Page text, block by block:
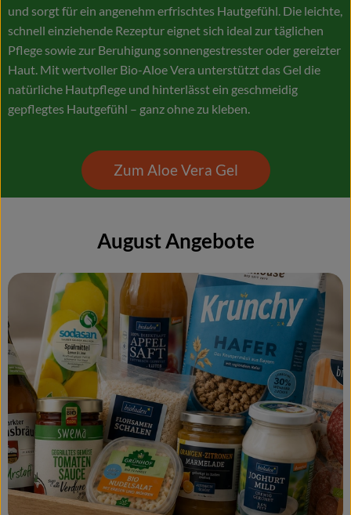
und sorgt für ein angenehm erfrischtes Hautgefühl. Die leichte,
schnell einziehende Rezeptur eignet sich ideal zur täglichen
Pflege sowie zur Beruhigung sonnengestresster oder gereizter
Haut. Mit wertvoller Bio-Aloe Vera unterstützt das Gel die
natürliche Hautpflege und hinterlässt ein geschmeidig
gepflegtes Hautgefühl – ganz ohne zu kleben.
Zum Aloe Vera Gel
August Angebote